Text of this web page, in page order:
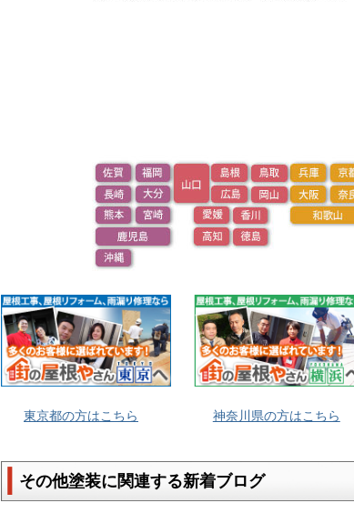
東京都の方はこちら 神奈川県の方はこちら
その他塗装に関連する新着ブログ